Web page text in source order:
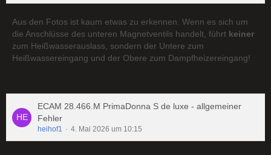
Aus den Fotos ist kaum etwas zu erkennen. Wenn es sich um
die Anschlüsse des unteren Magnetventils handelt, führt keiner
zum Heißwasserauslass, sondern der Untere zum
Heißwassereingang und der Obere zum Dampfheizereingang!
ECAM 28.466.M PrimaDonna S de luxe - allgemeiner
Fehler
heihof1 4. Mai 2026 um 10:15